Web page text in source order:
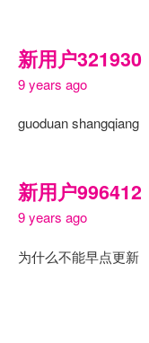
新用户321930
9 years ago
guoduan shangqiang
新用户996412
9 years ago
为什么不能早点更新